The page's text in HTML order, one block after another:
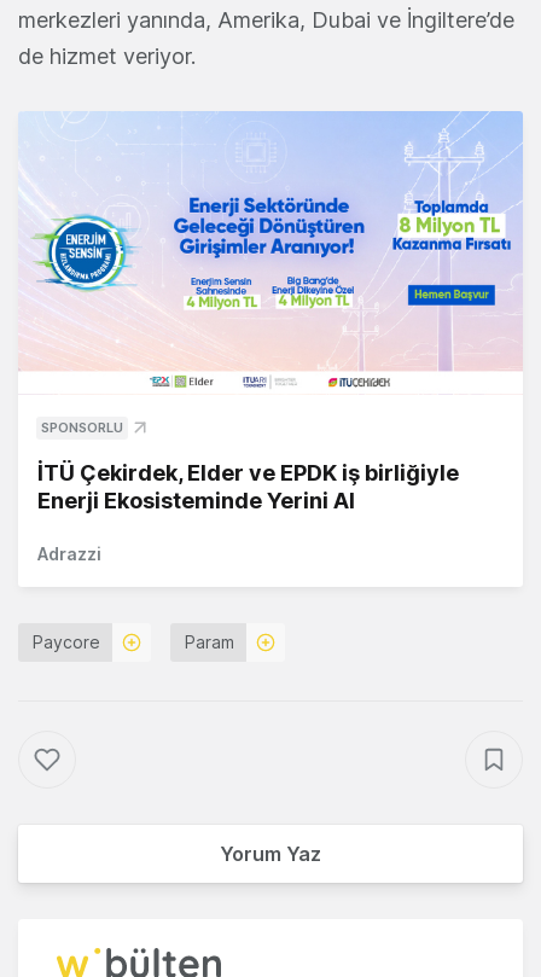
merkezleri yanında, Amerika, Dubai ve İngiltere’de
de hizmet veriyor.
SPONSORLU
İTÜ Çekirdek, Elder ve EPDK iş birliğiyle
Enerji Ekosisteminde Yerini Al
Adrazzi
Paycore Param
Yorum Yaz